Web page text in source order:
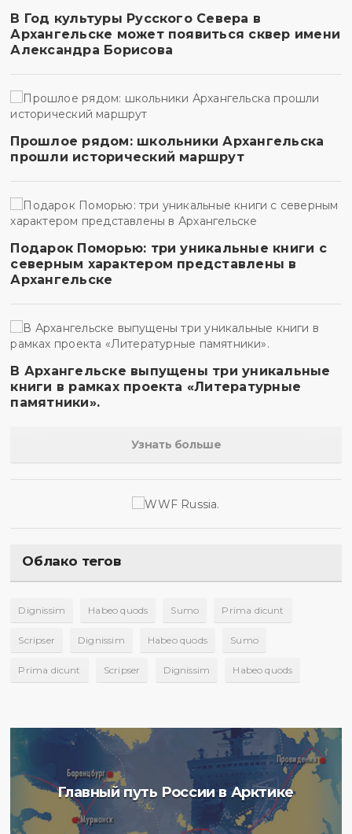
В Год культуры Русского Севера в
Архангельске может появиться сквер имени
Александра Борисова
Прошлое рядом: школьники Архангельска
прошли исторический маршрут
Подарок Поморью: три уникальные книги с
северным характером представлены в
Архангельске
В Архангельске выпущены три уникальные
книги в рамках проекта «Литературные
памятники».
Узнать больше
Облако тегов
Dignissim Habeo quods Sumo Prima dicunt
Scripser Dignissim Habeo quods Sumo
Prima dicunt Scripser Dignissim Habeo quods
Главный путь России в Арктике